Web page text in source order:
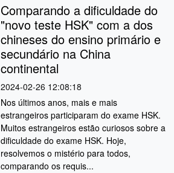
Comparando a dificuldade do
"novo teste HSK" com a dos
chineses do ensino primário e
secundário na China
continental
2024-02-26 12:08:18
Nos últimos anos, mais e mais
estrangeiros participaram do exame HSK.
Muitos estrangeiros estão curiosos sobre a
dificuldade do exame HSK. Hoje,
resolvemos o mistério para todos,
comparando os requis...